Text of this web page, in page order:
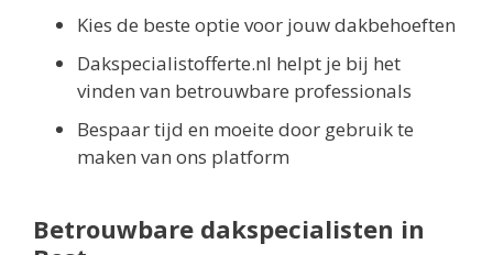
Kies de beste optie voor jouw dakbehoeften
Dakspecialistofferte.nl helpt je bij het
vinden van betrouwbare professionals
Bespaar tijd en moeite door gebruik te
maken van ons platform
Betrouwbare dakspecialisten in